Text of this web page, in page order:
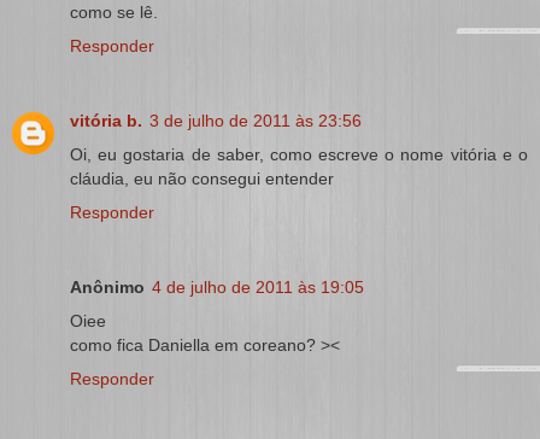
como se lê.
Responder
vitória b. 3 de julho de 2011 às 23:56
Oi, eu gostaria de saber, como escreve o nome vitória e o
cláudia, eu não consegui entender
Responder
Anônimo 4 de julho de 2011 às 19:05
Oiee
como fica Daniella em coreano? ><
Responder